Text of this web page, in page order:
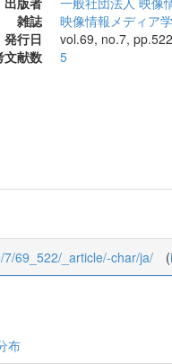
雑誌
映像情報メディア
行日
vol.69, no.7,
文献数
5
69_522/_article/-char/ja/ (
布